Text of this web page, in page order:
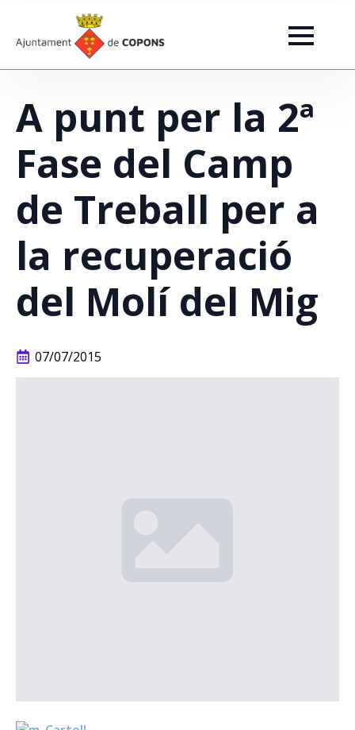
A punt per la 2ª
Fase del Camp
de Treball per a
la recuperació
del Molí del Mig
07/07/2015